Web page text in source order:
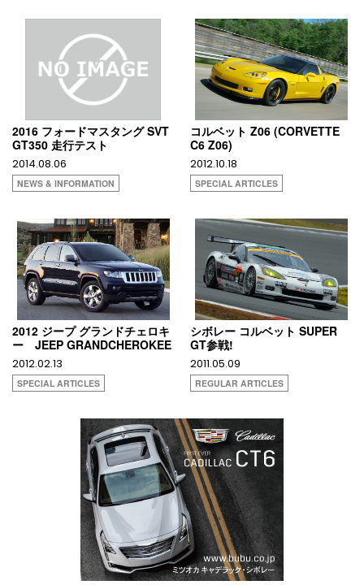
2016 フォードマスタング SVT
GT350 走行テスト
2014.08.06
NEWS & INFORMATION
コルベット Z06 (CORVETTE
C6 Z06)
2012.10.18
SPECIAL ARTICLES
2012 ジープ グランドチェロキ
ー JEEP GRANDCHEROKEE
2012.02.13
SPECIAL ARTICLES
シボレー コルベット SUPER
GT参戦!
2011.05.09
REGULAR ARTICLES